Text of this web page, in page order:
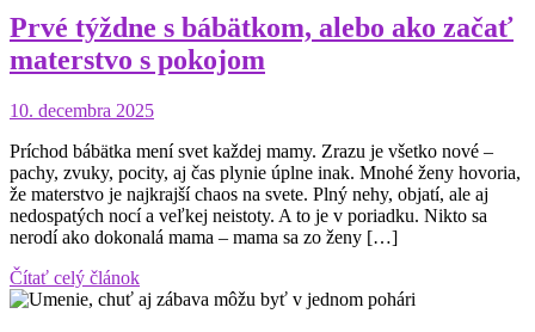
Prvé týždne s bábätkom, alebo ako začať
materstvo s pokojom
10. decembra 2025
Príchod bábätka mení svet každej mamy. Zrazu je všetko nové –
pachy, zvuky, pocity, aj čas plynie úplne inak. Mnohé ženy hovoria,
že materstvo je najkrajší chaos na svete. Plný nehy, objatí, ale aj
nedospatých nocí a veľkej neistoty. A to je v poriadku. Nikto sa
nerodí ako dokonalá mama – mama sa zo ženy […]
Čítať celý článok